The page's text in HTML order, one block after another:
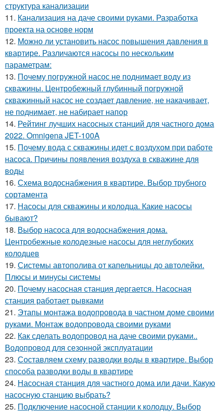
структура канализации
11. Канализация на даче своими руками. Разработка
проекта на основе норм
12. Можно ли установить насос повышения давления в
квартире. Различаются насосы по нескольким
параметрам:
13. Почему погружной насос не поднимает воду из
скважины. Центробежный глубинный погружной
скважинный насос не создает давление, не накачивает,
не поднимает, не набирает напор
14. Рейтинг лучших насосных станций для частного дома
2022. Omnigena JET-100A
15. Почему вода с скважины идет с воздухом при работе
насоса. Причины появления воздуха в скважине для
воды
16. Схема водоснабжения в квартире. Выбор трубного
сортамента
17. Насосы для скважины и колодца. Какие насосы
бывают?
18. Выбор насоса для водоснабжения дома.
Центробежные колодезные насосы для неглубоких
колодцев
19. Системы автополива от капельницы до автолейки.
Плюсы и минусы системы
20. Почему насосная станция дергается. Насосная
станция работает рывками
21. Этапы монтажа водопровода в частном доме своими
руками. Монтаж водопровода своими руками
22. Как сделать водопровод на даче своими руками..
Водопровод для сезонной эксплуатации
23. Составляем схему разводки воды в квартире. Выбор
способа разводки воды в квартире
24. Насосная станция для частного дома или дачи. Какую
насосную станцию выбрать?
25. Подключение насосной станции к колодцу. Выбор